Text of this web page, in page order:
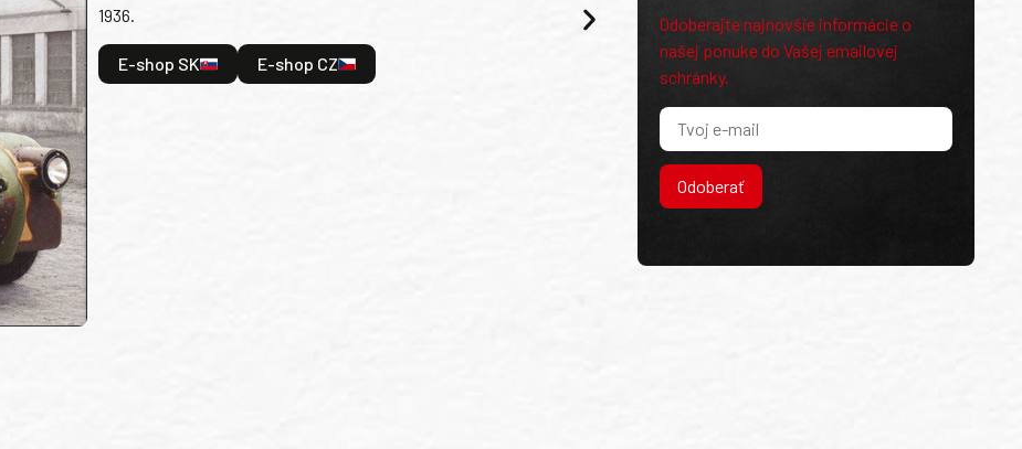
1936.
E-shop SK E-shop CZ
Odoberajte najnovšie informácie o
našej ponuke do Vašej emailovej
schránky.
Odoberať